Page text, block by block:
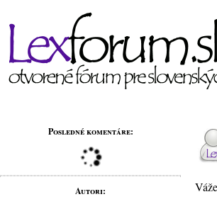
Posledné komentáre:
Autori: